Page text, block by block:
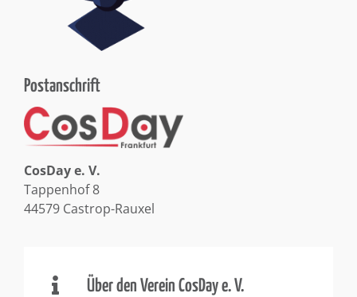
Postanschrift
CosDay e. V.
Tappenhof 8
44579 Castrop-Rauxel
Über den Verein CosDay e. V.